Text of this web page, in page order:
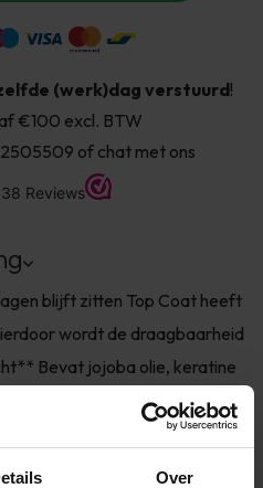
Over
(werk)dag verstuurd!
€100 excl. BTW
of chat met ons
blijft zitten Top Coat heeft
wordt de draagbaarheid
Bevat jojoba olie, keratine
van de nagel Dierproefvrij
fashionkleuren Ingrediënten * 7